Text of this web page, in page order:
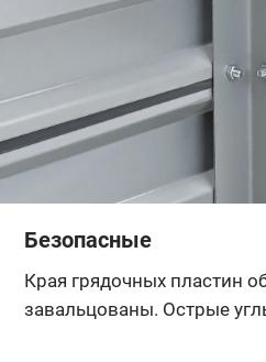
Безопасные
Края грядочных пластин
завальцованы. Острые